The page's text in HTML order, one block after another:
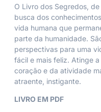
O Livro dos Segredos,
busca dos
vida humana que
parte da humanidade.
perspectivas para uma
fácil e mais feliz. Atinge
coração e da atividade
atraente, instigante.
LIVRO EM PDF